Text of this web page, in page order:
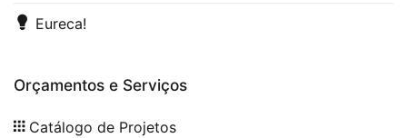
Eureca!
Orçamentos e Serviços
Catálogo de Projetos